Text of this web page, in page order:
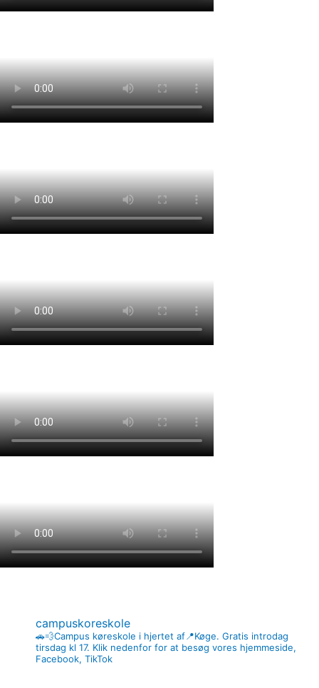
campuskoreskole
🚗💨Campus køreskole i hjertet af📍Køge. Gratis introdag
tirsdag kl 17. Klik nedenfor for at besøg vores hjemmeside,
Facebook, TikTok